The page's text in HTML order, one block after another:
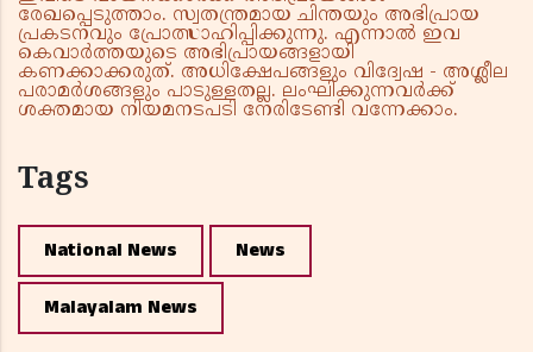
രേഖപ്പെടുത്താം. സ്വതന്ത്രമായ ചിന്തയും അഭിപ്രായ
പ്രകടനവും പ്രോത്സാഹിപ്പിക്കുന്നു. എന്നാൽ ഇവ
കെവാർത്തയുടെ അഭിപ്രായങ്ങളായി
കണക്കാക്കരുത്. അധിക്ഷേപങ്ങളും വിദ്വേഷ - അശ്ലീല
പരാമർശങ്ങളും പാടുള്ളതല്ല. ലംഘിക്കുന്നവർക്ക്
ശക്തമായ നിയമനടപടി നേരിടേണ്ടി വന്നേക്കാം.
Tags
National News News
Malayalam News